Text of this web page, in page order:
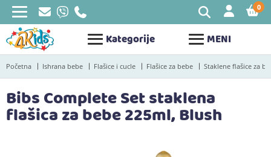
Kategorije MENI
0
Početna Ishrana bebe Flašice i cucle Flašice za bebe Staklene flašice za
Bibs Complete Set staklena
flašica za bebe 225ml, Blush